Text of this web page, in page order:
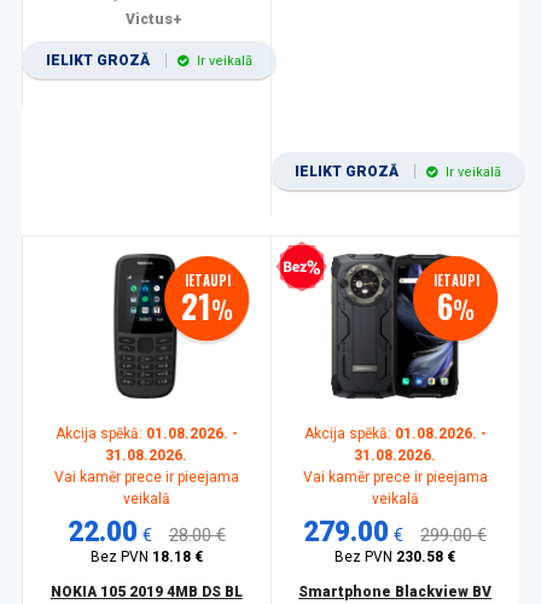
Victus+
IELIKT GROZĀ Ir veikalā
IELIKT GROZĀ Ir veikalā
IETAUPI
21%
Akcija spēkā: 01.08.2026. -
31.08.2026.
Vai kamēr prece ir pieejama
veikalā
22.00 € 28.00 €
Bez PVN 18.18 €
NOKIA 105 2019 4MB DS BL
Bezprocentu kredīts IETAUPI
6%
Akcija spēkā: 01.08.2026. -
31.08.2026.
Vai kamēr prece ir pieejama
veikalā
279.00 € 299.00 €
Bez PVN 230.58 €
Smartphone Blackview BV